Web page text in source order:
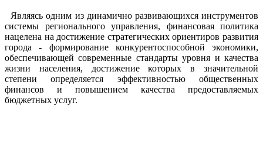
Являясь одним из динамично развивающихся инструментов
системы регионального управления, финансовая политика
нацелена на достижение стратегических ориентиров развития
города - формирование конкурентоспособной экономики,
обеспечивающей современные стандарты уровня и качества
жизни населения, достижение которых в значительной
степени определяется эффективностью общественных
финансов и повышением качества предоставляемых
бюджетных услуг.